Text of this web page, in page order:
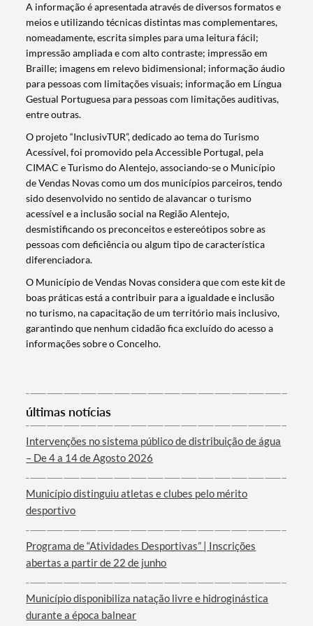
Termo de Pesquisa
A informação é apresentada através de diversos formatos e
meios e utilizando técnicas distintas mas complementares,
nomeadamente, escrita simples para uma leitura fácil;
impressão ampliada e com alto contraste; impressão em
Braille; imagens em relevo bidimensional; informação áudio
para pessoas com limitações visuais; informação em Língua
Gestual Portuguesa para pessoas com limitações auditivas,
entre outras.
O projeto “InclusivTUR”, dedicado ao tema do Turismo
Acessível, foi promovido pela Accessible Portugal, pela
CIMAC e Turismo do Alentejo, associando-se o Município
de Vendas Novas como um dos municípios parceiros, tendo
sido desenvolvido no sentido de alavancar o turismo
acessível e a inclusão social na Região Alentejo,
desmistificando os preconceitos e estereótipos sobre as
pessoas com deficiência ou algum tipo de característica
diferenciadora.
O Município de Vendas Novas considera que com este kit de
boas práticas está a contribuir para a igualdade e inclusão
no turismo, na capacitação de um território mais inclusivo,
garantindo que nenhum cidadão fica excluído do acesso a
informações sobre o Concelho.
últimas notícias
Intervenções no sistema público de distribuição de água
– De 4 a 14 de Agosto 2026
Município distinguiu atletas e clubes pelo mérito
desportivo
Programa de “Atividades Desportivas” | Inscrições
abertas a partir de 22 de junho
Município disponibiliza natação livre e hidroginástica
durante a época balnear